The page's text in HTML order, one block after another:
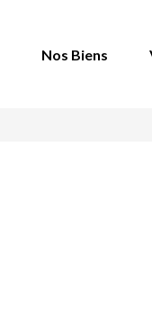
Nos Biens